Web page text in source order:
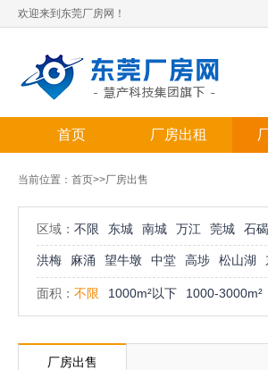
欢迎来到东莞厂房网！
首页 厂房出租
当前位置： 首页>>厂房出售
区域： 不限 东城 南城 万江 莞城 石碣
洪梅 麻涌 望牛墩 中堂 高埗 松山湖
面积： 不限 1000m²以下 1000-3000m²
厂房出售